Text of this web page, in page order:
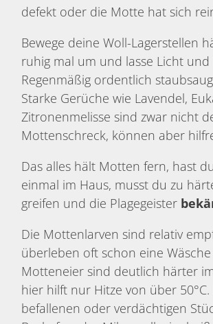
defekt oder die Motte hat sich
Bewege deine Woll-Lagerstellen
ruhig mal um und lasse Licht
Regenmäßig ordentlich
Starke Gerüche wie Lavendel,
Zitronenmelisse sind zwar nicht
Mottenschreck, können aber
Das alles hält Motten fern, hast
einmal im Haus, musst du zu
greifen und die Plagegeister
Die Mottenlarven sind relativ
überleben oft schon eine
Motteneier sind deutlich härter
hier hilft nur Hitze von über 50°C.
befallenen oder verdächtigen